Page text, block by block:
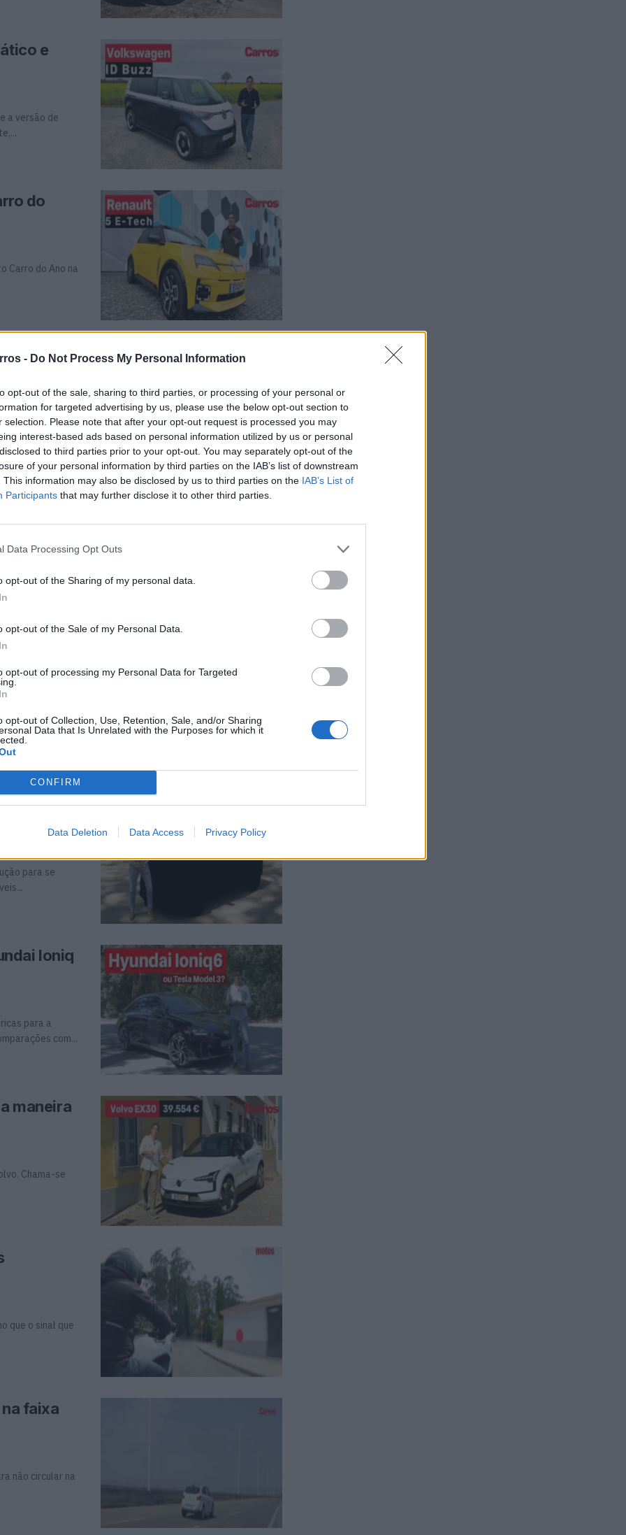
- Do Not Process My Personal Information
opt-out of the sale, sharing to third parties, or processing of your personal or
for targeted advertising by us, please use the below opt-out section to
selection. Please note that after your opt-out request is processed you may
interest-based ads based on personal information utilized by us or personal
to third parties prior to your opt-out. You may separately opt-out of the
of your personal information by third parties on the IAB’s list of downstream
This information may also be disclosed by us to third parties on the IAB’s List of
Participants that may further disclose it to other third parties.
Data Processing Opt Outs
opt-out of the Sharing of my personal data.
opt-out of the Sale of my Personal Data.
opt-out of processing my Personal Data for Targeted
opt-out of Collection, Use, Retention, Sale, and/or Sharing
Data that Is Unrelated with the Purposes for which it
CONFIRM
Data Deletion Data Access Privacy Policy
e
a versão de
do
Carro do Ano na
com motor 2.0
o melhor
espetacular
a
do passado
barato e
para se
Ioniq
para a
com...
maneira
Chama-se
que o sinal que
faixa
não circular na